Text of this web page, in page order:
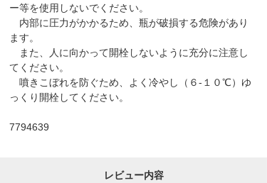
ー等を使用しないでください。
内部に圧力がかかるため、瓶が破損する危険があり
ます。
また、人に向かって開栓しないように充分に注意し
てください。
噴きこぼれを防ぐため、よく冷やし（６-１０℃）ゆ
っくり開栓してください。
7794639
レビュー内容